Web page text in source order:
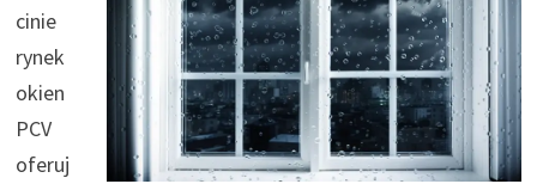
cinie
rynek
okien
PCV
oferuj